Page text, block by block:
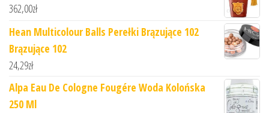
362,00zł
Hean Multicolour Balls Perełki Brązujące 102
Brązujące 102
24,29zł
Alpa Eau De Cologne Fougére Woda Kolońska
250 Ml